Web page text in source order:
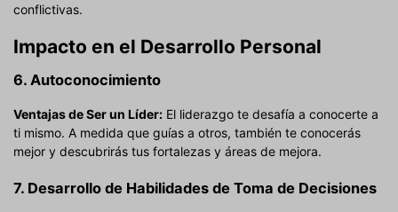
conflictivas.
Impacto en el Desarrollo Personal
6. Autoconocimiento
Ventajas de Ser un Líder: El liderazgo te desafía a conocerte a
ti mismo. A medida que guías a otros, también te conocerás
mejor y descubrirás tus fortalezas y áreas de mejora.
7. Desarrollo de Habilidades de Toma de Decisiones